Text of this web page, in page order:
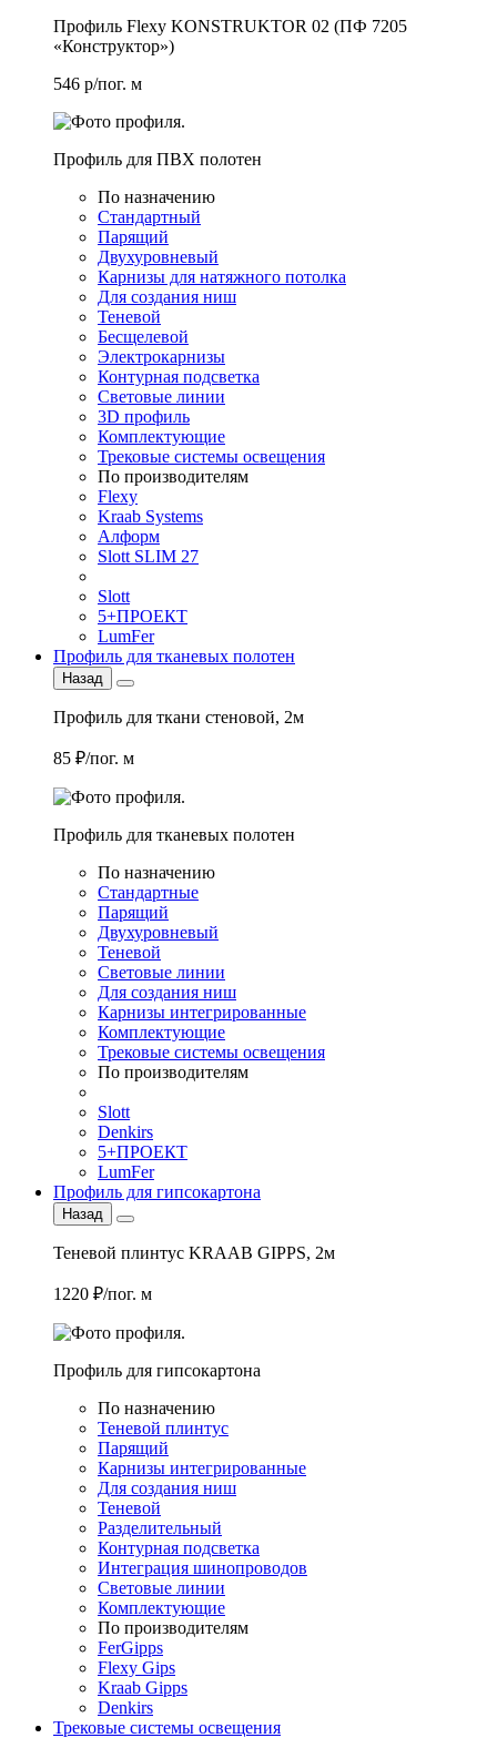
Профиль Flexy KONSTRUKTOR 02 (ПФ 7205
«Конструктор»)
546 р/пог. м
Профиль для ПВХ полотен
По назначению
Стандартный
Парящий
Двухуровневый
Карнизы для натяжного потолка
Для создания ниш
Теневой
Бесщелевой
Электрокарнизы
Контурная подсветка
Световые линии
3D профиль
Комплектующие
Трековые системы освещения
По производителям
Flexy
Kraab Systems
Алформ
Slott SLIM 27
Slott
5+ПРОЕКТ
LumFer
Профиль для тканевых полотен
Назад
Профиль для ткани стеновой, 2м
85 ₽/пог. м
Профиль для тканевых полотен
По назначению
Стандартные
Парящий
Двухуровневый
Теневой
Световые линии
Для создания ниш
Карнизы интегрированные
Комплектующие
Трековые системы освещения
По производителям
Slott
Denkirs
5+ПРОЕКТ
LumFer
Профиль для гипсокартона
Назад
Теневой плинтус KRAAB GIPPS, 2м
1220 ₽/пог. м
Профиль для гипсокартона
По назначению
Теневой плинтус
Парящий
Карнизы интегрированные
Для создания ниш
Теневой
Разделительный
Контурная подсветка
Интеграция шинопроводов
Световые линии
Комплектующие
По производителям
FerGipps
Flexy Gips
Kraab Gipps
Denkirs
Трековые системы освещения